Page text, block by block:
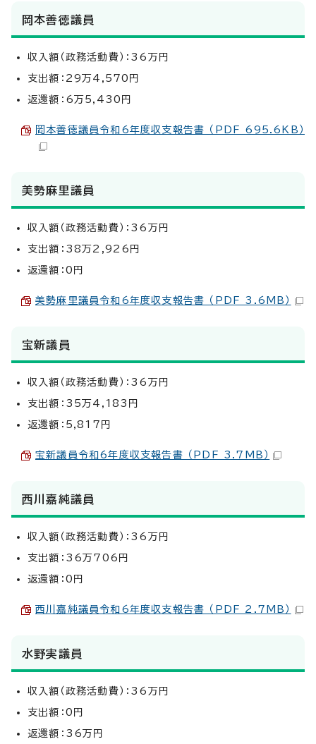
岡本善徳議員
収入額（政務活動費）：36万円
支出額：29万4,570円
返還額：6万5,430円
岡本善徳議員令和6年度収支報告書 （PDF 695.6KB）
美勢麻里議員
収入額（政務活動費）：36万円
支出額：38万2,926円
返還額：0円
美勢麻里議員令和6年度収支報告書 （PDF 3.6MB）
宝新議員
収入額（政務活動費）：36万円
支出額：35万4,183円
返還額：5,817円
宝新議員令和6年度収支報告書 （PDF 3.7MB）
西川嘉純議員
収入額（政務活動費）：36万円
支出額：36万706円
返還額：0円
西川嘉純議員令和6年度収支報告書 （PDF 2.7MB）
水野実議員
収入額（政務活動費）：36万円
支出額：0円
返還額：36万円